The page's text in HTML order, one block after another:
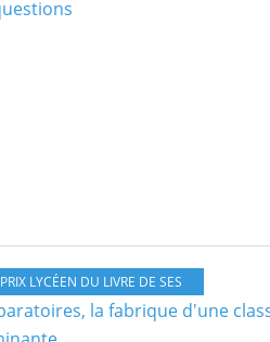
PRIX LYCÉEN DU LIVRE DE SES